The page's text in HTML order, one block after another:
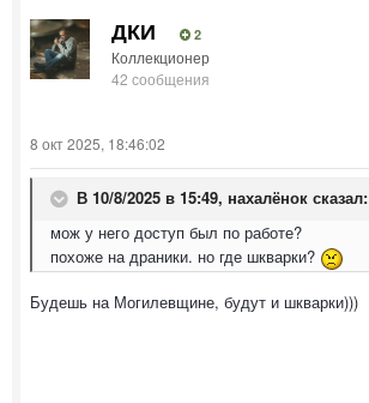
ДКИ 2
Коллекционер
42 сообщения
8 окт 2025, 18:46:02
В 10/8/2025 в 15:49, нахалёнок сказал:
мож у него доступ был по работе?
похоже на драники. но где шкварки?
Будешь на Могилевщине, будут и шкварки)))